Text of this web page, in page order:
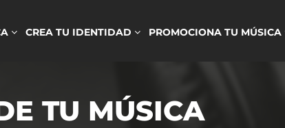
CREA TU IDENTIDAD PROMOCIONA TU MÚSICA
TU MÚSICA